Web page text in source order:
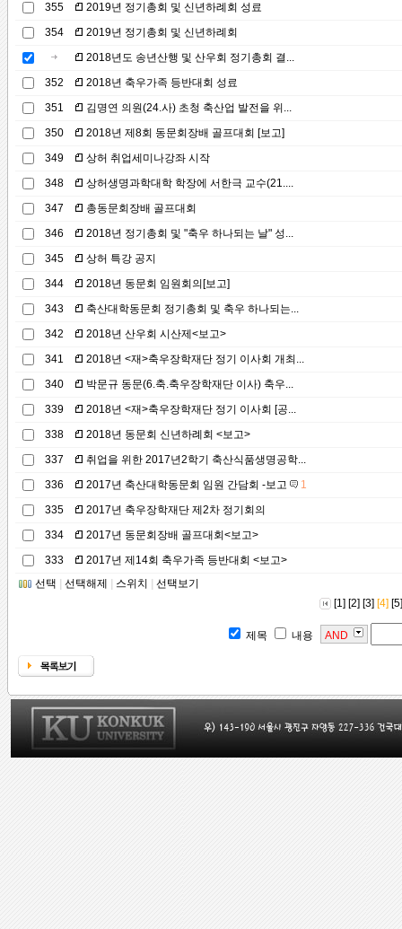
355
2019년 정기총회 및 신년하례회 성료
354
2019년 정기총회 및 신년하례회
2018년도 송년산행 및 산우회 정기총회 결...
352
2018년 축우가족 등반대회 성료
351
김명연 의원(24.사) 초청 축산업 발전을 위...
350
2018년 제8회 동문회장배 골프대회 [보고]
349
상허 취업세미나강좌 시작
348
상허생명과학대학 학장에 서한극 교수(21....
347
총동문회장배 골프대회
346
2018년 정기총회 및 "축우 하나되는 날" 성...
345
상허 특강 공지
344
2018년 동문회 임원회의[보고]
343
축산대학동문회 정기총회 및 축우 하나되는...
342
2018년 산우회 시산제<보고>
341
2018년 <재>축우장학재단 정기 이사회 개최...
340
박문규 동문(6.축.축우장학재단 이사) 축우...
339
2018년 <재>축우장학재단 정기 이사회 [공...
338
2018년 동문회 신년하례회 <보고>
337
취업을 위한 2017년2학기 축산식품생명공학...
336
2017년 축산대학동문회 임원 간담회 -보고
1
335
2017년 축우장학재단 제2차 정기회의
334
2017년 동문회장배 골프대회<보고>
333
2017년 제14회 축우가족 등반대회 <보고>
선택
선택해제 스위치
선택보기
[1] [2] [3] [4] [5]
제목 내용 AND